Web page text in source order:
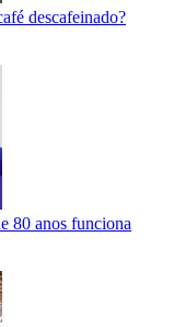
descafeinado?
80 anos funciona